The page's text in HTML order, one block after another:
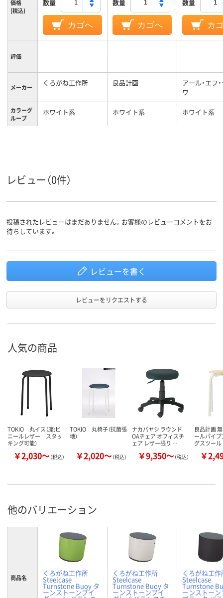
価格
(税込)
数量
カゴへ
数量
カゴへ
数量
カ
評価
メーカー くろがね工作所 良品計画
アール・エフ
ワ
カラーグ
ループ
ホワイト系 ホワイト系 ホワイト系
み重ね）
の可否
質量 9kg
レビュー（0件）
投稿されたレビューはまだありません。お客様のレビューコメントをお
待ちしています。
レビューを書く
レビューをリクエストする
人気の商品
TOKIO 丸イス（座:ビ
ニールレザー スタッ
キング可能）
￥2,030～（税込）
TOKIO 丸椅子（抗菌張
地）
￥2,020～（税込）
ナカバヤシ ラウンド
OAチェア オフィスチ
ェア レザー張り …
￥9,350～（税込）
良品計画
ールパイ
グスツール
￥
他のバリエーション
商品名 くろがね工作所
Steelcase
Turnstone Buoy タ
ーンストーンブイ
くろがね工作所
Steelcase
Turnstone Buoy タ
ーンストーンブイ
くろがね工作
Steelcase
Turnstone
ーンストーン